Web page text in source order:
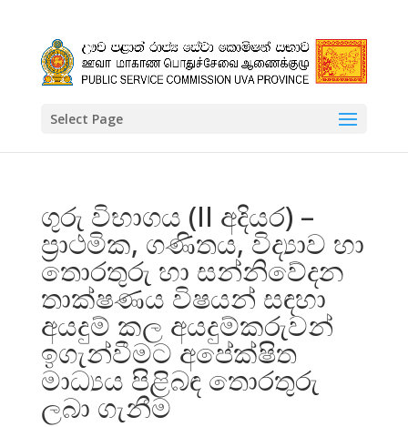
Select Page
ගුරු විභාගය (II අදියර) –
ප්‍රාථමික, ගණිතය, විද්‍යාව හා
තොරතුරු හා සන්නිවේදන
තාක්ෂණය විෂයන් සඳහා
අයදුම් කල අයදුම්කරුවන්
ඉගැන්වීමට අපේක්ෂිත
මාධ්‍යය පිළිබඳ තොරතුරු
ලබා ගැනීම